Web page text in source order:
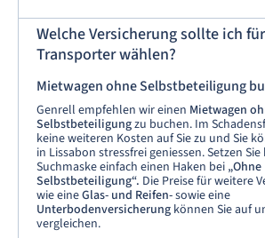
Welche Versicherung sollte ich
Transporter wählen?
Mietwagen ohne Selbstbeteiligung
Genrell empfehlen wir einen Mietwagen
Selbstbeteiligungzu buchen. Im
keine weiteren Kosten auf Sie zu und Sie
in Lissabon stressfrei geniessen. Setzen
Suchmaske einfach einen Haken bei „Ohne
Selbstbeteiligung“. Die Preise für weitere
wie eineGlas- und Reifen-sowie eine
Unterbodenversicherung können Sie auf
vergleichen.